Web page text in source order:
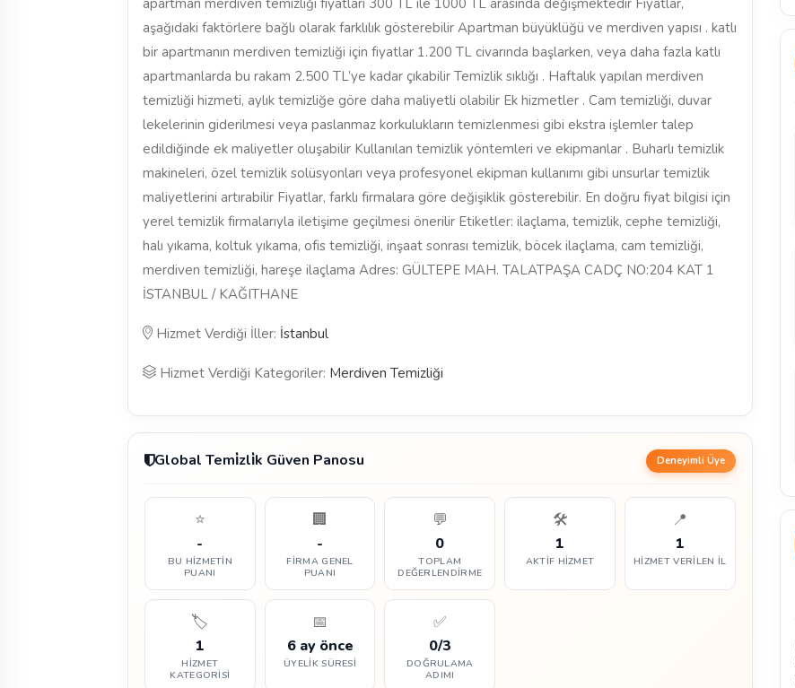
aşağıdaki faktörlere bağlı olarak farklılık gösterebilir Apartman büyüklüğü ve merdiven yapısı . katlı
bir apartmanın merdiven temizliği için fiyatlar 1.200 TL civarında başlarken, veya daha fazla katlı
apartmanlarda bu rakam 2.500 TL’ye kadar çıkabilir Temizlik sıklığı . Haftalık yapılan merdiven
temizliği hizmeti, aylık temizliğe göre daha maliyetli olabilir Ek hizmetler . Cam temizliği, duvar
lekelerinin giderilmesi veya paslanmaz korkulukların temizlenmesi gibi ekstra işlemler talep
edildiğinde ek maliyetler oluşabilir Kullanılan temizlik yöntemleri ve ekipmanlar . Buharlı temizlik
makineleri, özel temizlik solüsyonları veya profesyonel ekipman kullanımı gibi unsurlar temizlik
maliyetlerini artırabilir Fiyatlar, farklı firmalara göre değişiklik gösterebilir. En doğru fiyat bilgisi için
yerel temizlik firmalarıyla iletişime geçilmesi önerilir Etiketler: ilaçlama, temizlik, cephe temizliği,
halı yıkama, koltuk yıkama, ofis temizliği, inşaat sonrası temizlik, böcek ilaçlama, cam temizliği,
merdiven temizliği, hareşe ilaçlama Adres: GÜLTEPE MAH. TALATPAŞA CADÇ NO:204 KAT 1
İSTANBUL / KAĞITHANE
Hizmet Verdiği İller: İstanbul
Hizmet Verdiği Kategoriler: Merdiven Temizliği
Global Temi̇zli̇k Güven Panosu Deneyimli Üye
⭐
-
BU HIZMETIN
PUANI
🏢
-
FIRMA GENEL
PUANI
💬
0
TOPLAM
DEĞERLENDIRME
🛠️
1
AKTIF HIZMET
📍
1
HIZMET VERILEN İL
🏷️
1
HIZMET
KATEGORISI
📅
6 ay önce
ÜYELIK SÜRESI
✅
0/3
DOĞRULAMA
ADIMI